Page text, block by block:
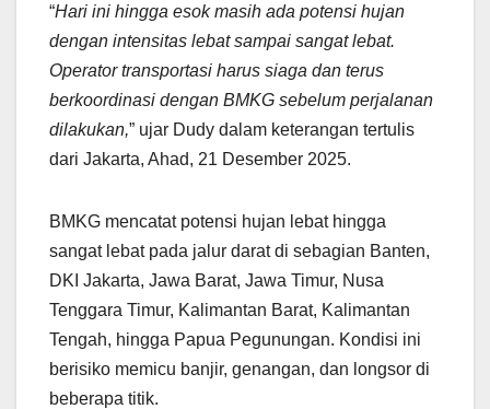
“Hari ini hingga esok masih ada potensi hujan
dengan intensitas lebat sampai sangat lebat.
Operator transportasi harus siaga dan terus
berkoordinasi dengan BMKG sebelum perjalanan
dilakukan,” ujar Dudy dalam keterangan tertulis
dari Jakarta, Ahad, 21 Desember 2025.
BMKG mencatat potensi hujan lebat hingga
sangat lebat pada jalur darat di sebagian Banten,
DKI Jakarta, Jawa Barat, Jawa Timur, Nusa
Tenggara Timur, Kalimantan Barat, Kalimantan
Tengah, hingga Papua Pegunungan. Kondisi ini
berisiko memicu banjir, genangan, dan longsor di
beberapa titik.